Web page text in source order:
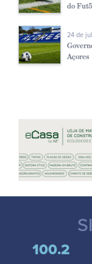
do
24 de
Açores
100.2